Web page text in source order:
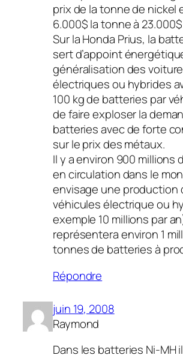
prix de la tonne de nickel
6.000$ la tonne à
Sur la Honda Prius, la
sert d’appoint
généralisation des
électriques ou hybrides
100 kg de batteries par
de faire exploser la
batteries avec de forte
sur le prix des métaux.
Il y a environ 900 millions
en circulation dans le
envisage une production
véhicules électrique ou
exemple 10 millions par
représentera environ 1
tonnes de batteries à
Répondre
juin 19, 2008
Raymond
Dans les batteries Ni-MH